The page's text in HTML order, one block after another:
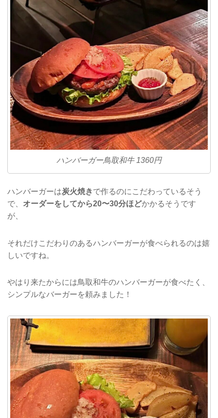
ハンバーガー鳥取和牛 1360円
ハンバーガーは炭火焼きで作るのにこだわっているそう
で、 オーダーをしてから20〜30分ほどかかるそうです
が、
それだけこだわりのあるハンバーガーが食べられるのは嬉
しいですね。
やはり来たからには鳥取和牛のハンバーガーが食べたく、
シンプルなバーガーを頼みました！